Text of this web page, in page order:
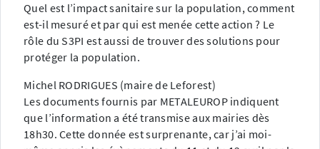
Quel est l’impact sanitaire sur la population, comment
est-il mesuré et par qui est menée cette action ? Le
rôle du S3PI est aussi de trouver des solutions pour
protéger la population.
Michel RODRIGUES (maire de Leforest)
Les documents fournis par METALEUROP indiquent
que l’information a été transmise aux mairies dès
18h30. Cette donnée est surprenante, car j’ai moi-